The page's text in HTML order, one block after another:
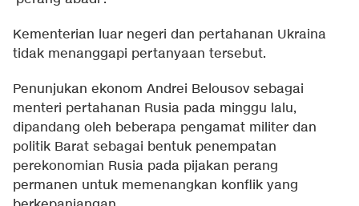
Kementerian luar negeri dan pertahanan Ukraina
tidak menanggapi pertanyaan tersebut.
Penunjukan ekonom Andrei Belousov sebagai
menteri pertahanan Rusia pada minggu lalu,
dipandang oleh beberapa pengamat militer dan
politik Barat sebagai bentuk penempatan
perekonomian Rusia pada pijakan perang
permanen untuk memenangkan konflik yang